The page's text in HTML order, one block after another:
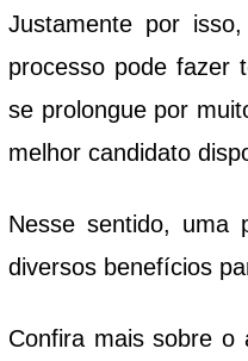
Justamente por
processo pode fazer
se prolongue por
melhor candidato
Nesse sentido, uma
diversos benefícios
Confira mais sobre o